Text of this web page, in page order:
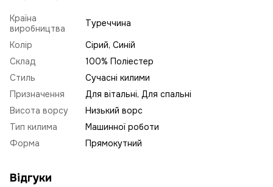
Країна
виробництва
Туреччина
Колір
Сірий, Синій
Склад
100% Поліестер
Стиль
Сучасні килими
Призначення
Для вітальні, Для спальні
Висота ворсу
Низький ворс
Тип килима
Машинної роботи
Форма
Прямокутний
Відгуки